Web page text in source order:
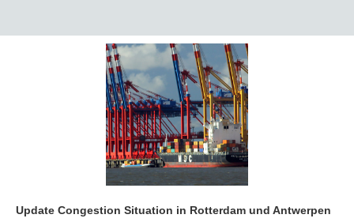
Update Congestion Situation in Rotterdam und Antwerpen